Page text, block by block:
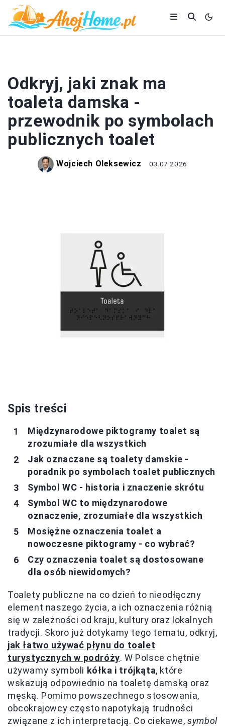
Odkryj, jaki znak ma
toaleta damska -
przewodnik po symbolach
publicznych toalet
Wojciech Oleksewicz 03.07.2026
Spis treści
Międzynarodowe piktogramy toalet są
zrozumiałe dla wszystkich
Jak oznaczane są toalety damskie -
poradnik po symbolach toalet publicznych
Symbol WC - historia i znaczenie skrótu
Symbol WC to międzynarodowe
oznaczenie, zrozumiałe dla wszystkich
Mosiężne oznaczenia toalet a
nowoczesne piktogramy - co wybrać?
Czy oznaczenia toalet są dostosowane
dla osób niewidomych?
Toalety publiczne na co dzień to nieodłączny
element naszego życia, a ich oznaczenia różnią
się w zależności od kraju, kultury oraz lokalnych
tradycji. Skoro już dotykamy tego tematu, odkryj,
jak łatwo używać płynu do toalet
turystycznych w podróży. W Polsce chętnie
używamy symboli kółka i trójkąta, które
wskazują odpowiednio na toaletę damską oraz
męską. Pomimo powszechnego stosowania,
obcokrajowcy często napotykają trudności
związane z ich interpretacją. Co ciekawe,symbol